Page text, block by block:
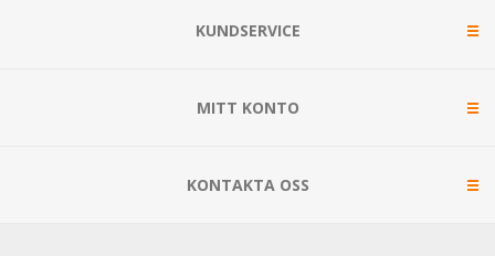
KUNDSERVICE
MITT KONTO
KONTAKTA OSS